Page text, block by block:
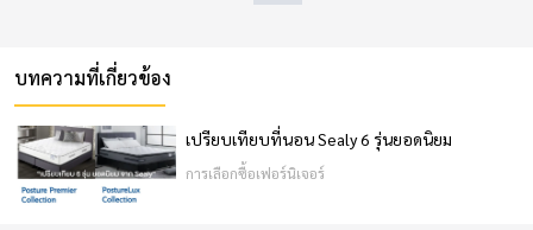
บทความที่เกี่ยวข้อง
เปรียบเทียบที่นอน Sealy 6 รุ่นยอดนิยม
การเลือกซื้อเฟอร์นิเจอร์